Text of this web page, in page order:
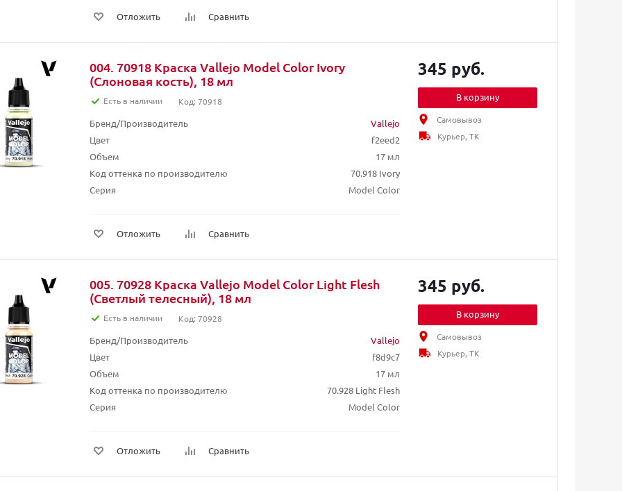
Отложить Сравнить
004. 70918 Краска Vallejo Model Color Ivory
(Слоновая кость), 18 мл
Есть в наличии Код: 70918
Бренд/Производитель
Vallejo
Цвет
f2eed2
Объем
17 мл
Код оттенка по производителю
70.918 Ivory
Серия
Model Color
Отложить Сравнить
345 руб.
В корзину
Самовывоз
Курьер, ТК
005. 70928 Краска Vallejo Model Color Light Flesh
(Светлый телесный), 18 мл
Есть в наличии Код: 70928
Бренд/Производитель
Vallejo
Цвет
f8d9c7
Объем
17 мл
Код оттенка по производителю
70.928 Light Flesh
Серия
Model Color
Отложить Сравнить
345 руб.
В корзину
Самовывоз
Курьер, ТК